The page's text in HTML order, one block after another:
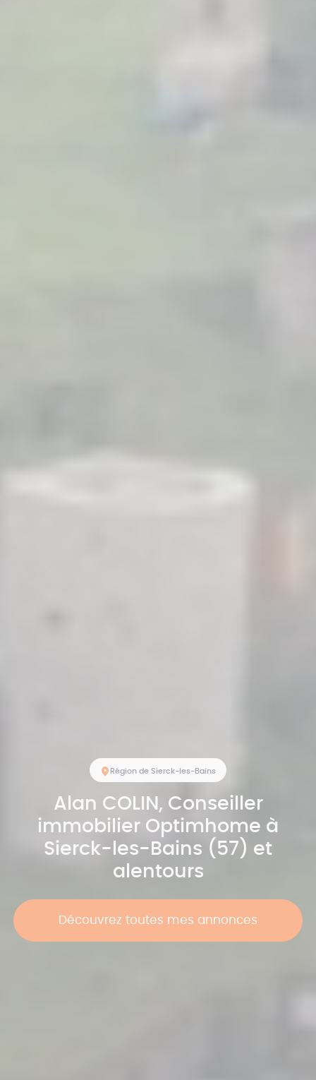
Région de Sierck-les-Bains
Alan COLIN , Conseiller
immobilier Optimhome à
Sierck-les-Bains (57) et
alentours
Découvrez toutes mes annonces